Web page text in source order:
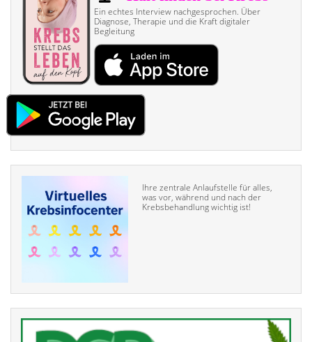
Ein echtes Interview nach­gesprochen. Über
Diagnose, Therapie und die Kraft digitaler
Begleitung
Ihre zentrale Anlaufstelle für alles,
was vor, während und nach der
Krebsbehandlung wichtig ist!